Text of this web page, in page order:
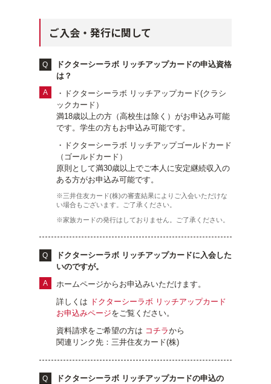
ご入会・発行に関して
ドクターシーラボ リッチアップカードの申込資格
は？
・ドクターシーラボ リッチアップカード(クラシ
ックカード）
満18歳以上の方（高校生は除く）がお申込み可能
です。学生の方もお申込み可能です。
・ドクターシーラボ リッチアップゴールドカード
（ゴールドカード）
原則として満30歳以上でご本人に安定継続収入の
ある方がお申込み可能です。
※三井住友カード(株)の審査結果によりご入会いただけな
い場合もございます。ご了承ください。
※家族カードの発行はしておりません。ご了承ください。
ドクターシーラボ リッチアップカードに入会した
いのですが。
ホームページからお申込みいただけます。
詳しくは ドクターシーラボ リッチアップカード
お申込みページをご覧ください。
資料請求をご希望の方は コチラから
関連リンク先：三井住友カード(株)
ドクターシーラボ リッチアップカードの申込の